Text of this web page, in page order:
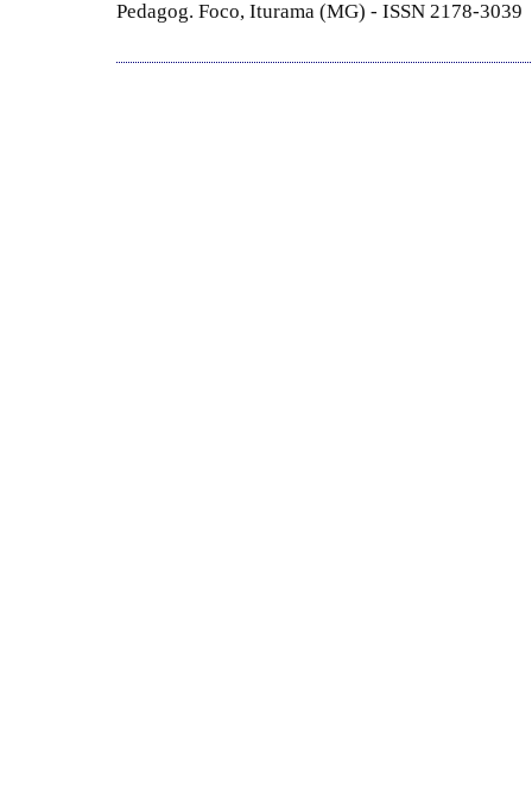
Pedagog. Foco, Iturama (MG) - ISSN 2178-3039